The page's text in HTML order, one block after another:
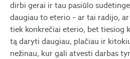
dirbi gerai ir tau pasiūlo
daugiau to eterio – ar tai radijo,
tiek konkrečiai eterio, bet tiesiog
tą daryti daugiau, plačiau ir
nežinau, kur gali atvesti darbas